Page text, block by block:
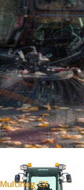
Multihog-CX